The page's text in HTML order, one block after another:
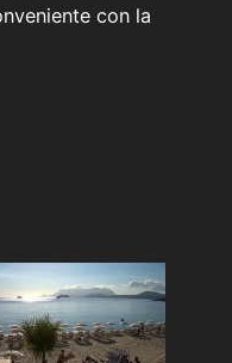
con la